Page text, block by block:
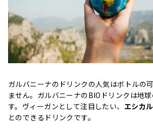
ガルバニーナのドリンクの人気はボトルの
ません。ガルバニーナのBIOドリンクは地
す。ヴィーガンとして注目したい、 エシカ
とのできるドリンクです。